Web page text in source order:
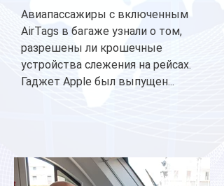
Авиапассажиры с включенным
AirTags в багаже узнали о том,
разрешены ли крошечные
устройства слежения на рейсах.
Гаджет Apple был выпущен...